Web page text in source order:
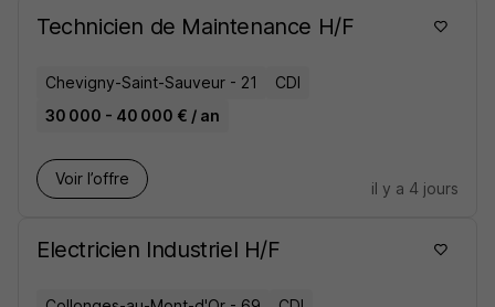
Technicien de Maintenance H/F
Chevigny-Saint-Sauveur - 21
CDI
30 000 - 40 000 € / an
Voir l’offre
il y a 4 jours
Electricien Industriel H/F